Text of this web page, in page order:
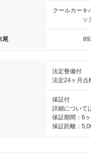
クールカーキ
ッ
尾
法定整備付
法定24ヶ月点
保証付
詳細について
保証期間：6ヶ
保証距離：